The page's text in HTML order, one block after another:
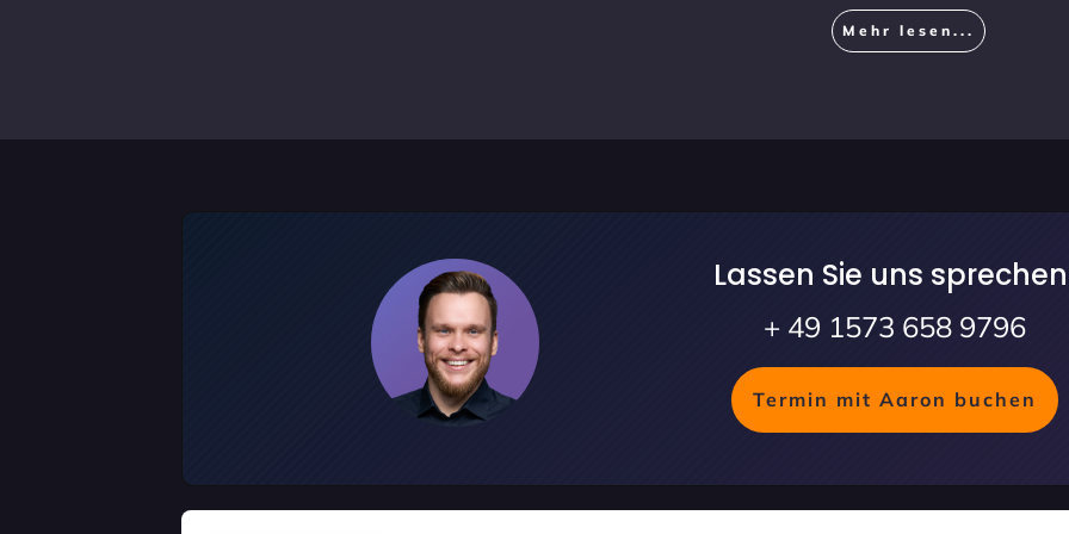
Mehr lesen...
Lassen Sie uns
+ 49 1573 658 9796
Termin mit Aaron buchen